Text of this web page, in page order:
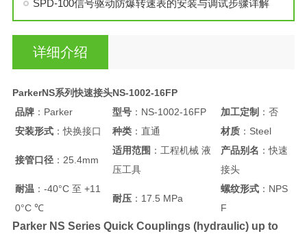
SPD-100信号驱动防爆转速表的安装与调试步骤详解
详细介绍
ParkerNS系列快速接头NS-1002-16FP
品牌：Parker 型号：NS-1002-16FP 加工定制：否
安装形式：快换接口 种类：直通 材质：Steel
接管口径：25.4mm
适用范围 ：工程机械 液
压工具
产品别名 ：快速
接头
耐温 ：-40°C 至 +11
0°C ℃
耐压：17.5 MPa
螺纹形式：NPS
F
Parker NS Series Quick Couplings (hydraulic) up to